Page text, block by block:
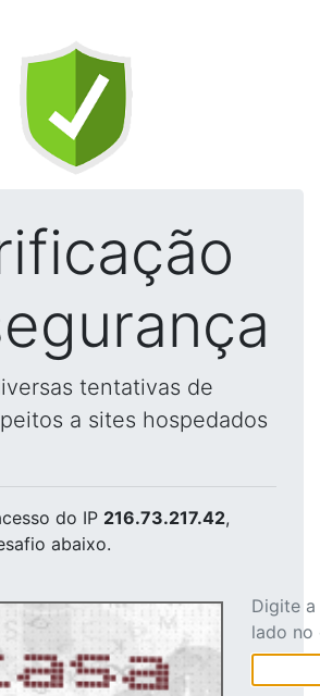
tentativas de
a sites hospedados
do IP 216.73.217.42,
abaixo.
Digite
lado no